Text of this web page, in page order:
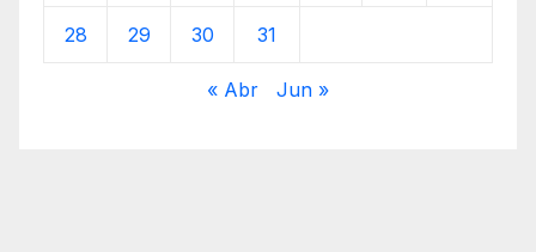
28 29 30 31
« Abr Jun »